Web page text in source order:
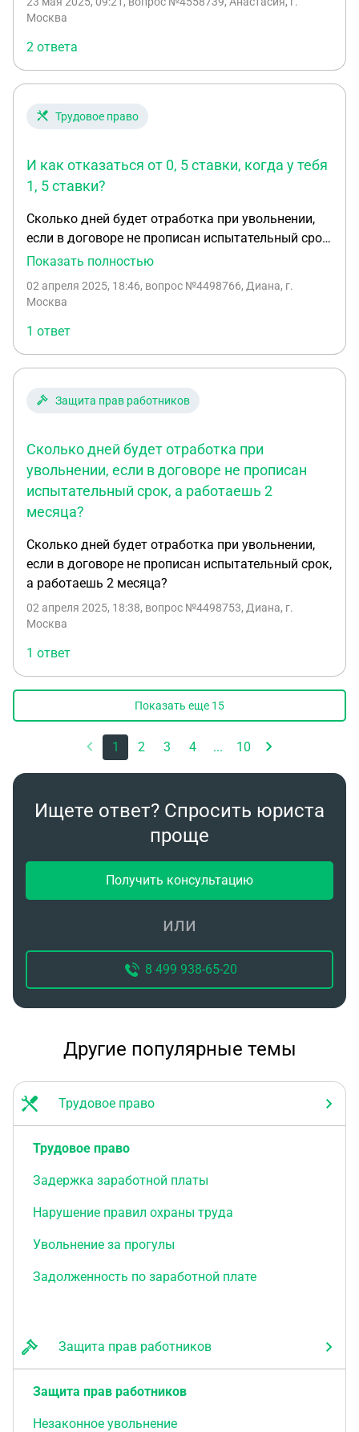
последний день нужно будет забирать
Москва
2 ответа
Трудовое право
И как отказаться от 0, 5 ставки, когда у тебя
1, 5 ставки?
Сколько дней будет отработка при увольнении,
если в договоре не прописан испытательный срок,
и работаешь не больше 3 месяцев? И как
Нужно ли отрабатывать тоже?
Показать полностью
02 апреля 2025, 18:46, вопрос №4498766, Диана, г.
Москва
1 ответ
Защита прав работников
Сколько дней будет отработка при
увольнении, если в договоре не прописан
испытательный срок, а работаешь 2
месяца?
Сколько дней будет отработка при увольнении,
если в договоре не прописан испытательный срок,
а работаешь 2 месяца?
02 апреля 2025, 18:38, вопрос №4498753, Диана, г.
Москва
1 ответ
Показать еще 15
1 2 3 4 ... 10
Ищете ответ? Спросить юриста
проще
Получить консультацию
или
8 499 938-65-20
Другие популярные темы
Трудовое право
Трудовое право
Задержка заработной платы
Нарушение правил охраны труда
Увольнение за прогулы
Задолженность по заработной плате
Защита прав работников
Защита прав работников
Незаконное увольнение